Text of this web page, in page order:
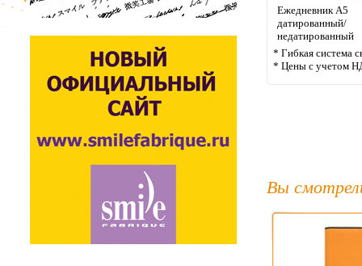
Ежедневник А5
датированный/
недатированный
* Гибкая система
* Цены с учетом
Вы